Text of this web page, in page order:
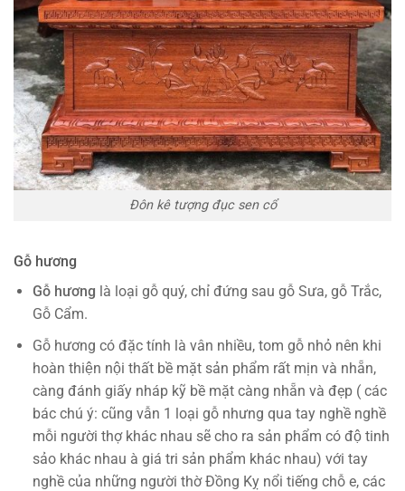
Đôn kê tượng đục sen cổ
Gỗ hương
Gỗ hương là loại gỗ quý, chỉ đứng sau gỗ Sưa, gỗ Trắc,
Gỗ Cẩm.
Gỗ hương có đặc tính là vân nhiều, tom gỗ nhỏ nên khi
hoàn thiện nội thất bề mặt sản phẩm rất mịn và nhẵn,
càng đánh giấy nháp kỹ bề mặt càng nhẵn và đẹp ( các
bác chú ý: cũng vẫn 1 loại gỗ nhưng qua tay nghề nghề
mỗi người thợ khác nhau sẽ cho ra sản phẩm có độ tinh
sảo khác nhau à giá tri sản phẩm khác nhau) với tay
nghề của những người thờ Đồng Kỵ nổi tiếng chỗ e, các